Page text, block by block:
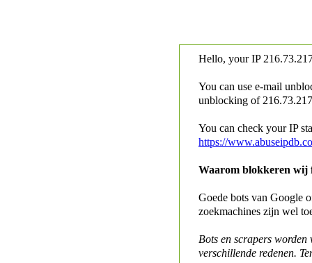
Hello, your IP
You can use e-mail
unblocking of
You can check your IP
https://
Waarom blokkeren wij
Goede bots van Google
zoekmachines zijn wel
Bots en scrapers worden
verschillende redenen.